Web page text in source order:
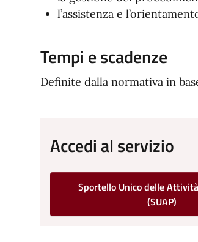
l’assistenza e
Tempi e scadenze
Definite dalla normativa in
Accedi al servizio
Sportello Unico delle
(SUAP)